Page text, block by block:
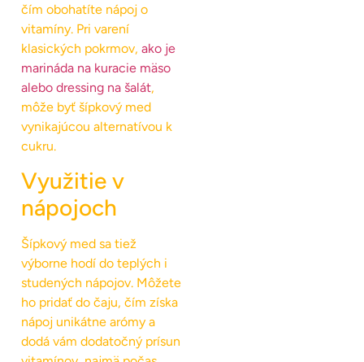
čím obohatíte nápoj o
vitamíny. Pri varení
klasických pokrmov, ako je
marináda na kuracie mäso
alebo dressing na šalát,
môže byť šípkový med
vynikajúcou alternatívou k
cukru.
Využitie v
nápojoch
Šípkový med sa tiež
výborne hodí do teplých i
studených nápojov. Môžete
ho pridať do čaju, čím získa
nápoj unikátne arómy a
dodá vám dodatočný prísun